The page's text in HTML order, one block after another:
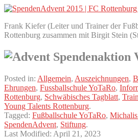
Frank Kiefer (Leiter und Trainer der
Rottenburg zusammen mit Birgit Stein
Posted in: Allgemein, Auszeichnungen,
Ehrungen, Fussballschule YoTaRo,
Rottenburg, Schwäbisches Tagblatt,
Young Talents Rottenburg.
Tagged: Fußballschule YoTaRo,
SpendenAdvent, Stiftung.
Last Modified: April 21, 2023